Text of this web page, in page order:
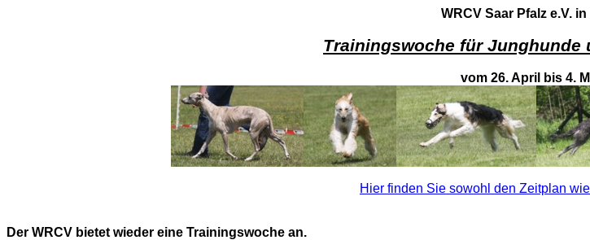
WRCV Saar Pfalz e.V.
Trainingswoche für Junghunde
vom 26. April bis 4.
Hier finden Sie sowohl den Zeitplan
Der WRCV bietet wieder eine Trainingswoche an.